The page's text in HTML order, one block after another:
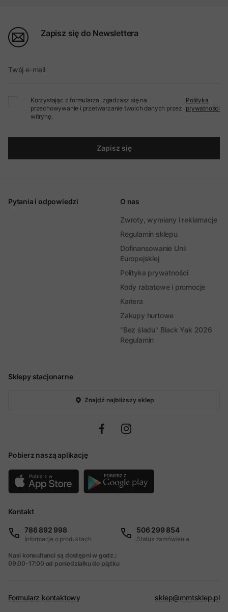
Zapisz się do Newslettera
Twój e-mail
Korzystając z formularza, zgadzasz się na
przechowywanie i przetwarzanie twoich danych przez
witrynę.
Polityka
prywatności
Zapisz się
Sklepy stacjonarne
Znajdź najbliższy sklep
Pobierz naszą aplikację
Pytania i odpowiedzi O nas
Zwroty, wymiany i reklamacje
Regulamin sklepu
Dofinansowanie Unii
Europejskiej
Polityka prywatności
Kody rabatowe i promocje
Kariera
Zakupy hurtowe
"Bez śladu" Black Yak 2026
Regulamin
Kontakt
786 892 998
Informacje o produktach
506 299 854
Status zamówienia
Nasi konsultanci są dostępni w godz.:
09:00-17:00 od poniedziałku do piątku
Formularz kontaktowy sklep@mmtsklep.pl